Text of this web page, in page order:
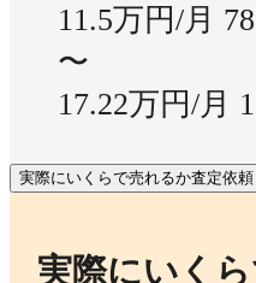
11.5万円/月
〜
17.22万円/月
実際にいくらで売れるか査定依頼
実際にいく